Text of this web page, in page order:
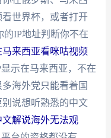
世界杯，或者打开
IP地址判断你不在
马来西亚看咪咕视频
示在马来西亚，不在
海外党只能看着国
说想听熟悉的中文
解说海外无法观